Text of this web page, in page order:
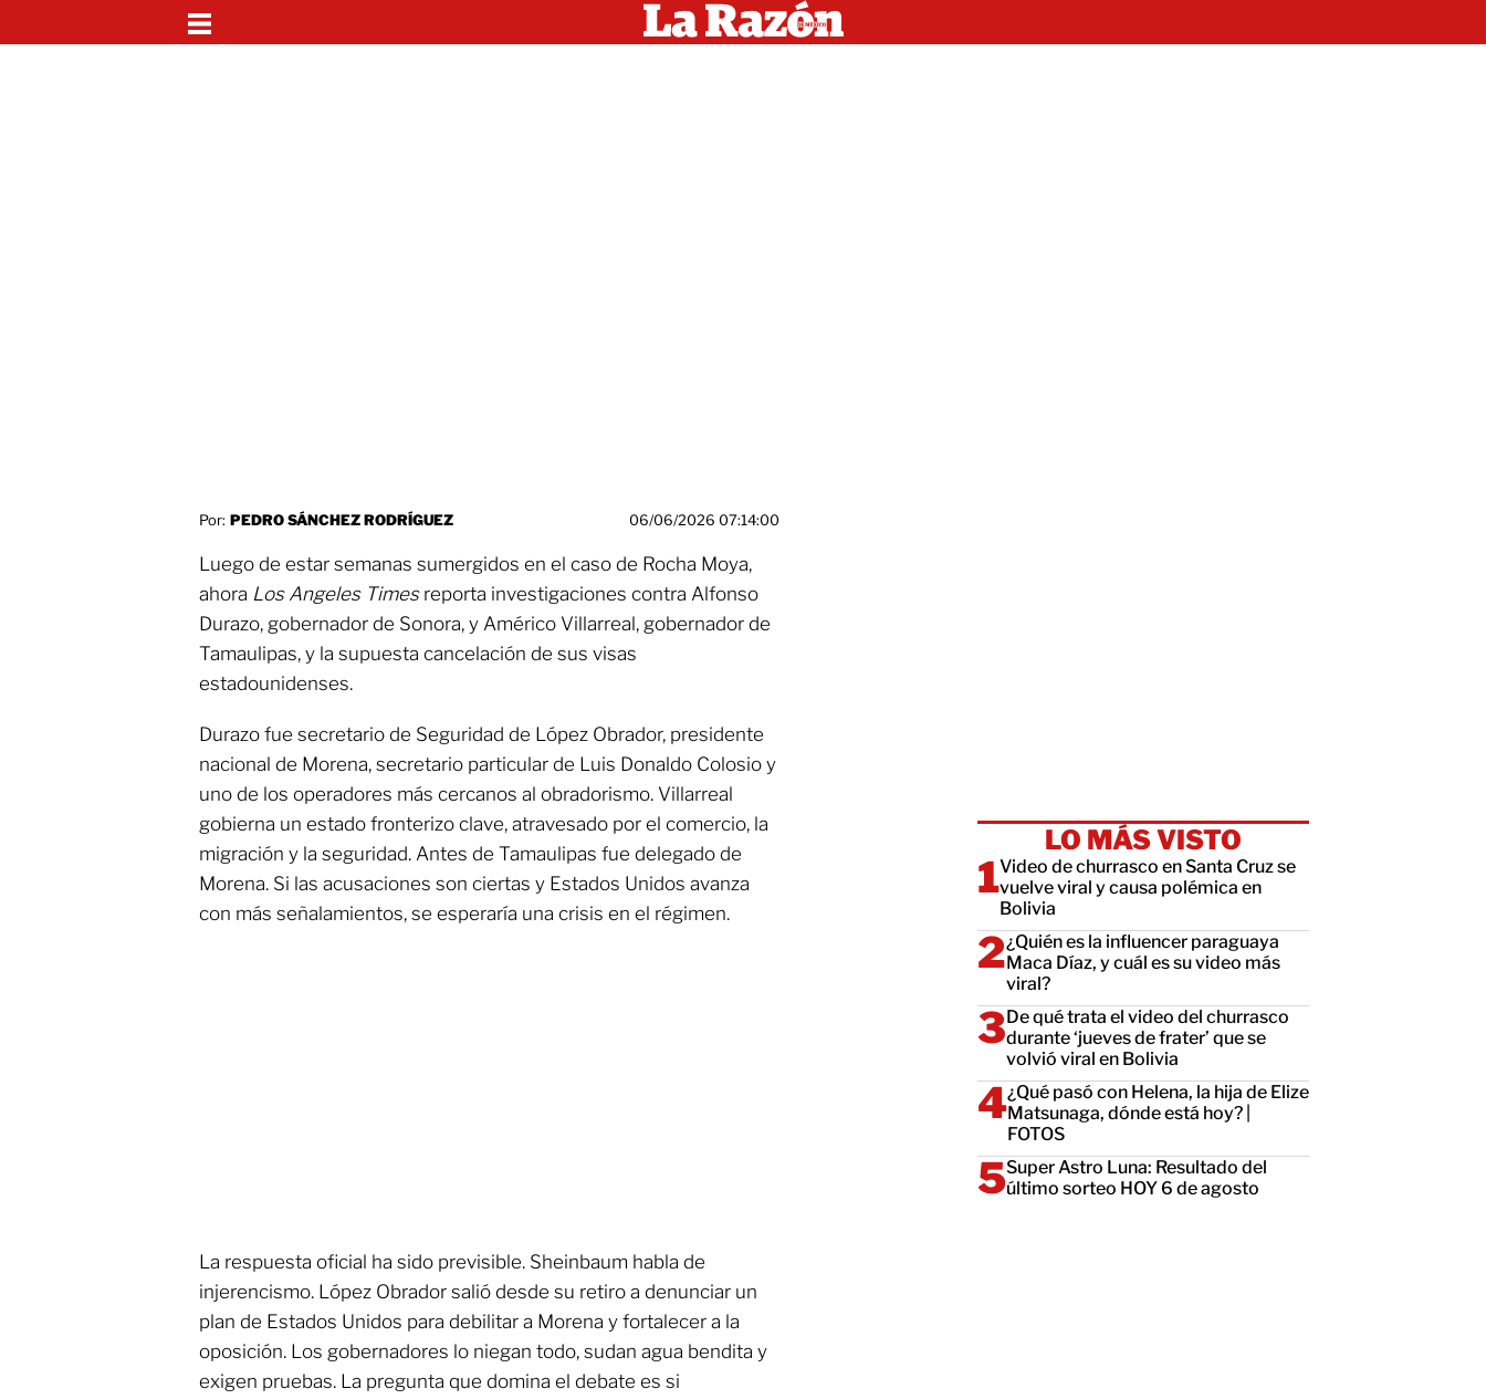
Por: PEDRO SÁNCHEZ RODRÍGUEZ 06/06/2026 07:14:00
Luego de estar semanas sumergidos en el caso de Rocha Moya,
ahora Los Angeles Timesreporta investigaciones contra Alfonso
Durazo, gobernador de Sonora, y Américo Villarreal, gobernador de
Tamaulipas, y la supuesta cancelación de sus visas
estadounidenses.
Durazo fue secretario de Seguridad de López Obrador, presidente
nacional de Morena, secretario particular de Luis Donaldo Colosio y
uno de los operadores más cercanos al obradorismo. Villarreal
gobierna un estado fronterizo clave, atravesado por el comercio, la
migración y la seguridad. Antes de Tamaulipas fue delegado de
Morena. Si las acusaciones son ciertas y Estados Unidos avanza
con más señalamientos, se esperaría una crisis en el régimen.
La respuesta oficial ha sido previsible. Sheinbaum habla de
injerencismo. López Obrador salió desde su retiro a denunciar un
plan de Estados Unidos para debilitar a Morena y fortalecer a la
oposición. Los gobernadores lo niegan todo, sudan agua bendita y
exigen pruebas. La pregunta que domina el debate es si
LO MÁS VISTO
Video de churrasco en Santa Cruz se
vuelve viral y causa polémica en
Bolivia
¿Quién es la influencer paraguaya
Maca Díaz, y cuál es su video más
viral?
De qué trata el video del churrasco
durante ‘jueves de frater’ que se
volvió viral en Bolivia
¿Qué pasó con Helena, la hija de Elize
Matsunaga, dónde está hoy? |
FOTOS
Super Astro Luna: Resultado del
último sorteo HOY 6 de agosto